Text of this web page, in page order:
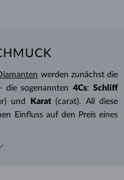
werden zunächst die
die sogenannten 4Cs: Schliff
und Karat (carat). All diese
Einfluss auf den Preis eines